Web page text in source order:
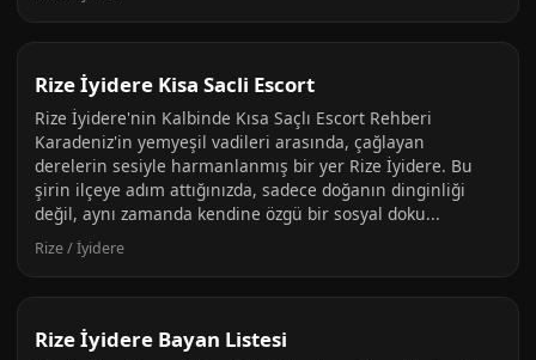
Rize İyidere Kisa Sacli Escort
Rize İyidere'nin Kalbinde Kısa Saçlı Escort Rehberi
Karadeniz'in yemyeşil vadileri arasında, çağlayan
derelerin sesiyle harmanlanmış bir yer Rize İyidere. Bu
şirin ilçeye adım attığınızda, sadece doğanın dinginliği
değil, aynı zamanda kendine özgü bir sosyal doku...
Rize / İyidere
Rize İyidere Bayan Listesi